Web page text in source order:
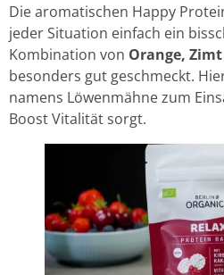
Die aromatischen Happy
jeder Situation einfach ein
Kombination von Orange, Zimt
besonders gut geschmeckt.
namens Löwenmähne zum
Boost Vitalität sorgt.